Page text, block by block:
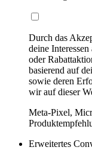
Durch das
deine
oder
basierend auf
sowie deren
wir auf dieser
Meta-Pixel,
Erweitertes